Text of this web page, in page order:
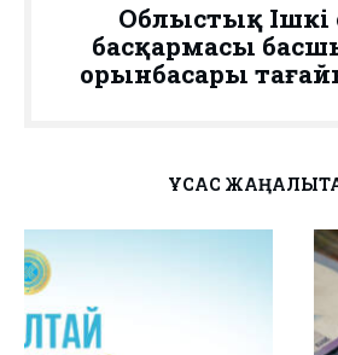
Облыстық Ішкі
басқармасы
орынбасары
ҰҚСАС